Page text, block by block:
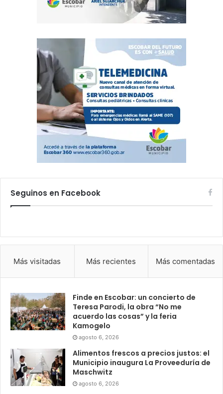
Seguinos en Facebook
Más visitadas Más recientes Más comentadas
Finde en Escobar: un concierto de
Teresa Parodi, la obra “No me
acuerdo las cosas” y la feria
Kamogelo
agosto 6, 2026
Alimentos frescos a precios justos: el
Municipio inaugura La Proveeduría de
Maschwitz
agosto 6, 2026